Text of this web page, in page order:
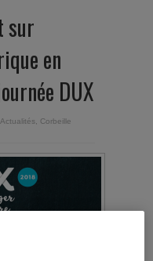
sur
en
DUX
Actualités
Corbeille